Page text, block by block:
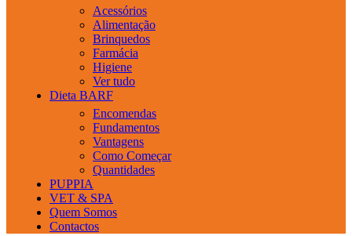
Acessórios
Alimentação
Brinquedos
Farmácia
Higiene
Ver tudo
Dieta BARF
Encomendas
Fundamentos
Vantagens
Como Começar
Quantidades
PUPPIA
VET & SPA
Quem Somos
Contactos